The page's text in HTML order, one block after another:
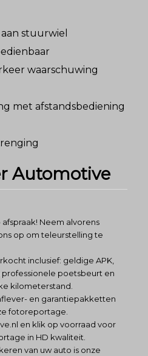
stuurwiel
waarschuwing
met afstandsbediening
Automotive
Neem alvorens
op om teleurstelling te
inclusief: geldige APK,
poetsbeurt en
kilometerstand.
en garantiepakketten
fotoreportage.
en klik op voorraad voor
in HD kwaliteit.
van uw auto is onze